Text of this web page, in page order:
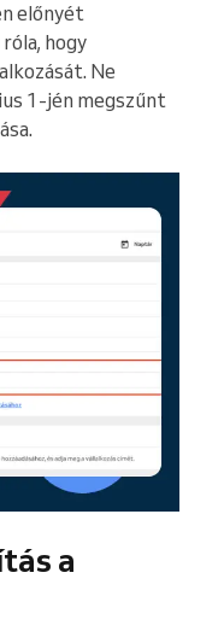
előnyét
hogy
Ne
1-jén megszűnt
a